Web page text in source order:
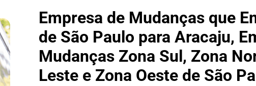
Empresa de Mudanças que
de São Paulo para Aracaju,
Mudanças Zona Sul, Zona
Leste e Zona Oeste de São